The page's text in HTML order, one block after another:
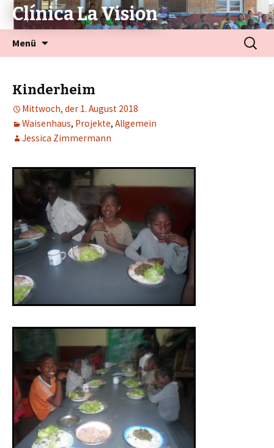
Clínica La Vision
Menü
Kinderheim
Mittwoch, der 1. August 2018
Waisenhaus, Projekte, Allgemein
Jessica Zimmermann